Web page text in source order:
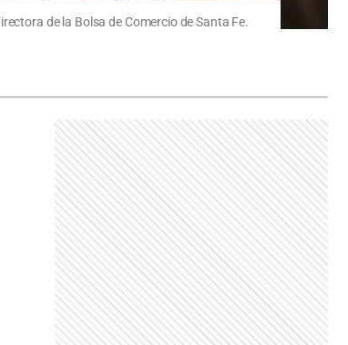
de la Bolsa de Comercio de Santa Fe.